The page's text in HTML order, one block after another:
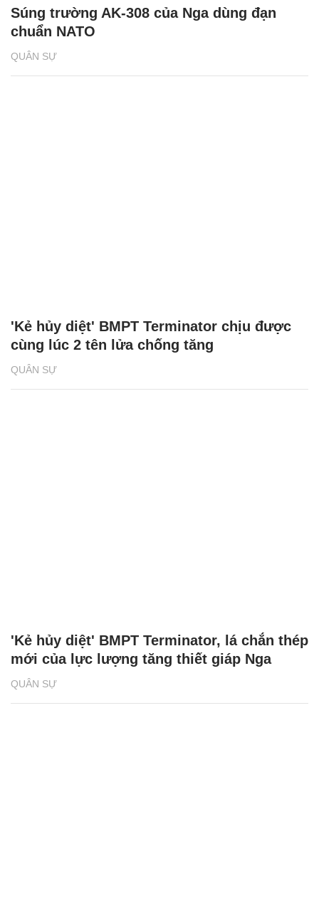
QUÂN SỰ
Súng trường AK-308 của Nga dùng đạn
chuẩn NATO
QUÂN SỰ
'Kẻ hủy diệt' BMPT Terminator chịu được
cùng lúc 2 tên lửa chống tăng
QUÂN SỰ
'Kẻ hủy diệt' BMPT Terminator, lá chắn thép
mới của lực lượng tăng thiết giáp Nga